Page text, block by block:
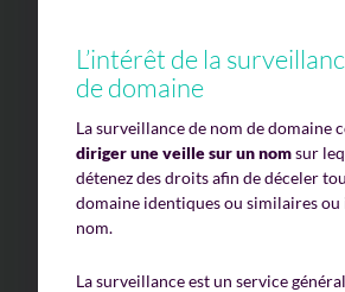
L’intérêt de la
de domaine
La surveillance de nom de domaine
diriger une veille sur un nomsur
détenez des droits afin de déceler
domaine identiques ou similaires
nom.
La surveillance est un service